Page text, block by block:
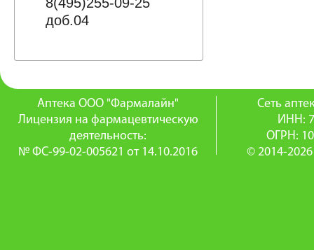
доб.04
Аптека ООО "Фармалайн"
Лицензия на фармацевтическую
деятельность:
№ ФС-99-02-005621 от 14.10.2016
Сеть
ИНН:
ОГРН:
© 2014-